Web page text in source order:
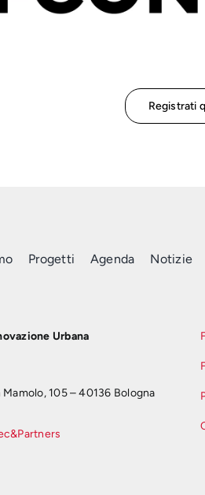
Registrati
Progetti Agenda Notizie
Urbana
105 – 40136 Bologna